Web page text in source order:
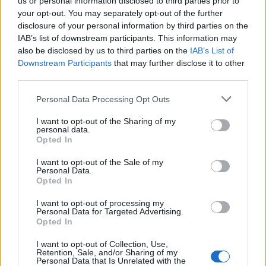
your opt-out. You may separately opt-out of the further
disclosure of your personal information by third parties on the
IAB’s list of downstream participants. This information may
also be disclosed by us to third parties on the IAB’s List of
Downstream Participants that may further disclose it to other
Personal Data Processing Opt Outs
I want to opt-out of the Sharing of my
personal data.
Opted In
I want to opt-out of the Sale of my
Personal Data.
Opted In
I want to opt-out of processing my
Personal Data for Targeted Advertising.
Opted In
I want to opt-out of Collection, Use,
Retention, Sale, and/or Sharing of my
Personal Data that Is Unrelated with the
μελών του ΣΕΒ ειδικά για θέματα που αφορούν
στις επενδύσεις.
Ο γενικός διευθυντής του Συνδέσμου Δρ. Γιώργος
ενίσχυση του ανθρωπίνου κεφαλαίου με
σύγχρονες Δεξιότητες αποτελεί κορυφαία
προτεραιότητα του ΣΕΒ, και με συνεχείς δράσεις
για τεχνικά, ψηφιακά και διοικητικά επαγγέλματα
μέσω του ΙΒΕΠΕ, του προγράμματος Skills4Jobs,
του Junior Achievement ο ΣΕΒ δημιουργεί
απασχολούνται σε σύγχρονα επαγγέλματα. Στα